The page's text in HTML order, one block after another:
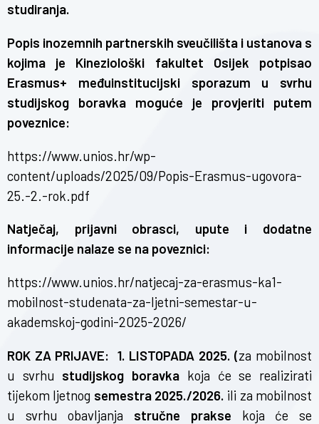
studiranja.
Popis inozemnih partnerskih sveučilišta i ustanova s
kojima je Kineziološki fakultet Osijek potpisao
Erasmus+ međuinstitucijski sporazum u svrhu
studijskog boravka moguće je provjeriti putem
poveznice:
https://www.unios.hr/wp-
content/uploads/2025/09/Popis-Erasmus-ugovora-
25.-2.-rok.pdf
Natječaj, prijavni obrasci, upute i dodatne
informacije nalaze se na poveznici:
https://www.unios.hr/natjecaj-za-erasmus-ka1-
mobilnost-studenata-za-ljetni-semestar-u-
akademskoj-godini-2025-2026/
ROK ZA PRIJAVE: 1. LISTOPADA 2025.(za mobilnost
u svrhu studijskog boravka koja će se realizirati
tijekom ljetnog semestra2025./2026. ili za mobilnost
u svrhu obavljanja stručne prakse koja će se